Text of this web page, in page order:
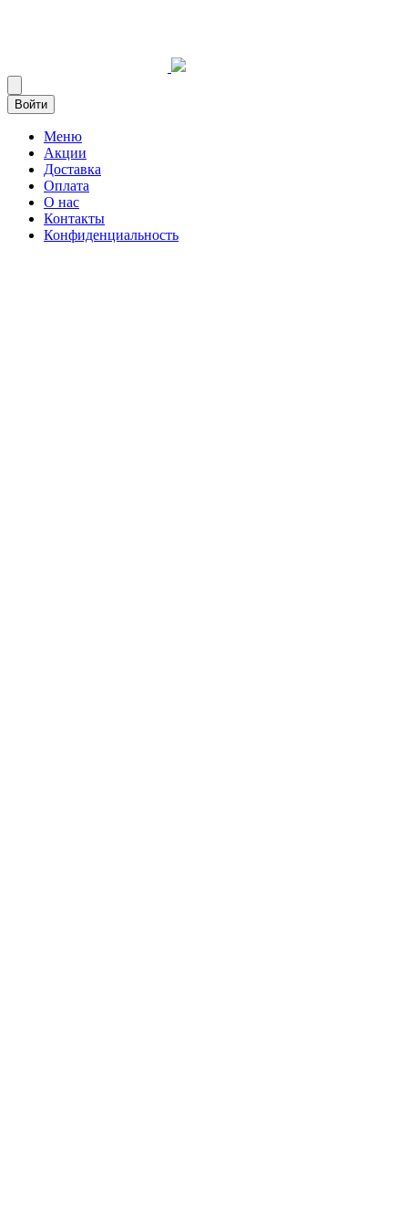
Войти
Меню
Акции
Доставка
Оплата
О нас
Контакты
Конфиденциальность